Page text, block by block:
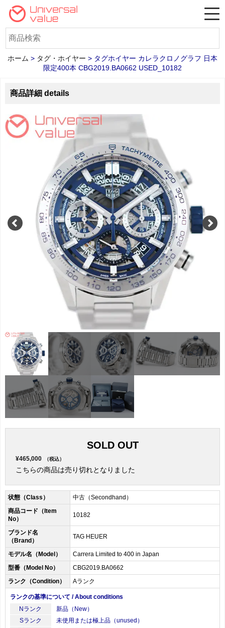
ホーム > タグ・ホイヤー > タグホイヤー カレラクロノグラフ 日本
限定400本 CBG2019.BA0662 USED_10182
商品詳細 details
SOLD OUT
¥465,000 （税込）
こちらの商品は売り切れとなりました
状態（Class）
中古（Secondhand）
商品コード（Item
No）
10182
ブランド名
（Brand）
TAG HEUER
モデル名（Model）
Carrera Limited to 400 in Japan
型番（Model No）
CBG2019.BA0662
ランク（Condition）
Aランク
ランクの基準について / About conditions
Nランク
新品（New）
Sランク
未使用または極上品（unused）